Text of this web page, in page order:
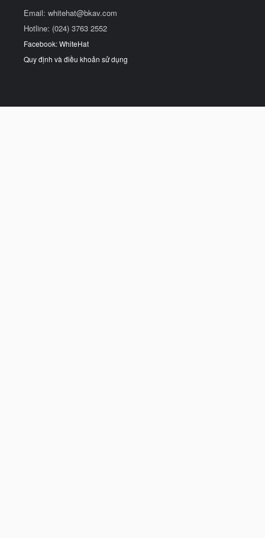
Email: whitehat@bkav.com
Hotline: (024) 3763 2552
Facebook: WhiteHat
Quy định và điều khoản sử dụng